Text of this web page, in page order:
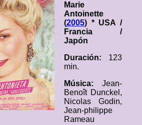
Marie
Antoinette
(2005) * USA /
Francia /
Japón
Duración: 123
min.
Música: Jean-
Benoît Dunckel,
Nicolas Godin,
Jean-philippe
Rameau